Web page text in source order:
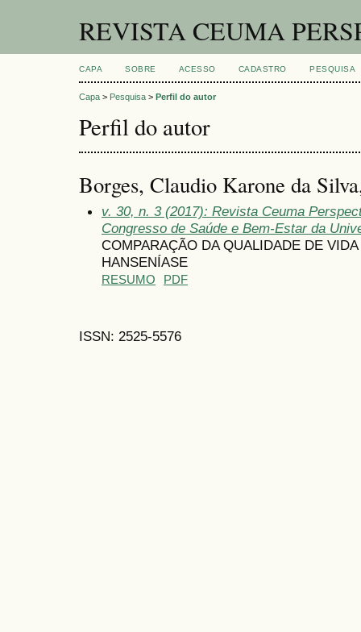
REVISTA CEUMA
CAPA SOBRE ACESSO CADASTRO PESQUISA
Capa > Pesquisa > Perfil do autor
Perfil do autor
Borges, Claudio Karone da
v. 30, n. 3 (2017): Revista Ceuma
Congresso de Saúde e Bem-Estar da
COMPARAÇÃO DA QUALIDADE DE
HANSENÍASE
RESUMO PDF
ISSN: 2525-5576